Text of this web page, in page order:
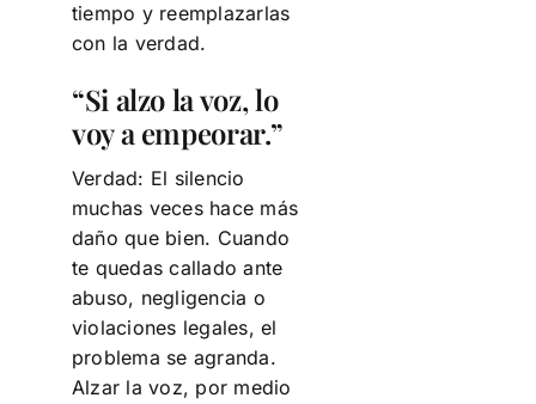
tiempo y reemplazarlas
con la verdad.
“Si alzo la voz, lo
voy a empeorar.”
Verdad: El silencio
muchas veces hace más
daño que bien. Cuando
te quedas callado ante
abuso, negligencia o
violaciones legales, el
problema se agranda.
Alzar la voz, por medio